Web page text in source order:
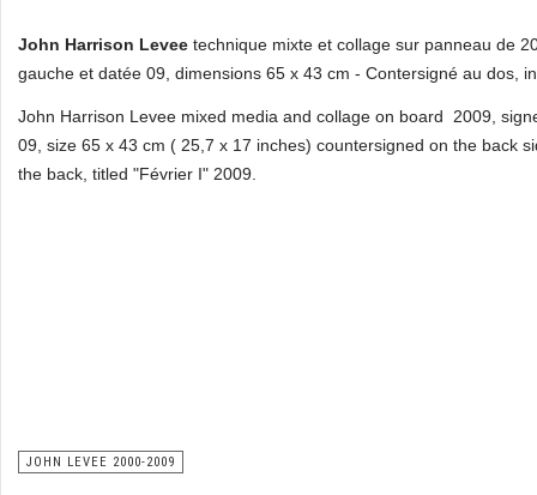
John Harrison Levee technique mixte et collage sur panneau de
gauche et datée 09, dimensions 65 x 43 cm - Contersigné au dos,
John Harrison Levee mixed media and collage on board 2009,
09, size 65 x 43 cm ( 25,7 x 17 inches) countersigned on the back
the back, titled "Février I" 2009.
JOHN LEVEE 2000-2009